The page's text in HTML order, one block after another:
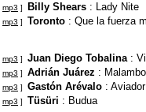
mp3 ] Billy Shears : Lady Nite
mp3 ] Toronto : Que la fuerza
mp3 ] Juan Diego Tobalina:
mp3 ] Adrián Juárez : Malambo
mp3 ] Gastón Arévalo : Aviador
mp3 ] Tüsüri : Budua